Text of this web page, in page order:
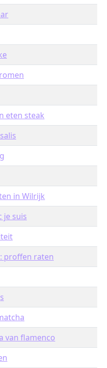
eten steak
in Wilrijk
je suis
proffen raten
van flamenco